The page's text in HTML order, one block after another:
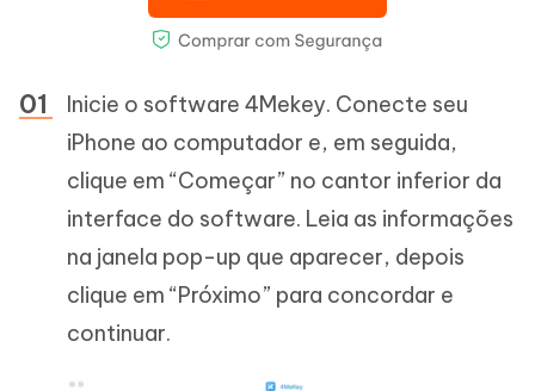
Inicie o software 4Mekey. Conecte seu
iPhone ao computador e, em seguida,
clique em “Começar” no cantor inferior da
interface do software. Leia as informações
na janela pop-up que aparecer, depois
clique em “Próximo” para concordar e
continuar.